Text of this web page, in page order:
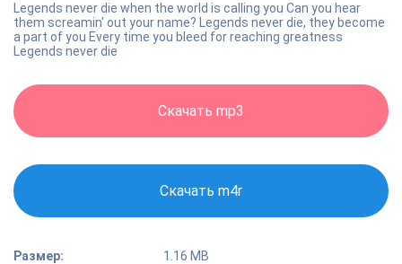
Legends never die when the world is calling you Can you hear
them screamin' out your name? Legends never die, they become
a part of you Every time you bleed for reaching greatness
Legends never die
Скачать mp3
Скачать m4r
Размер:
1.16 MB